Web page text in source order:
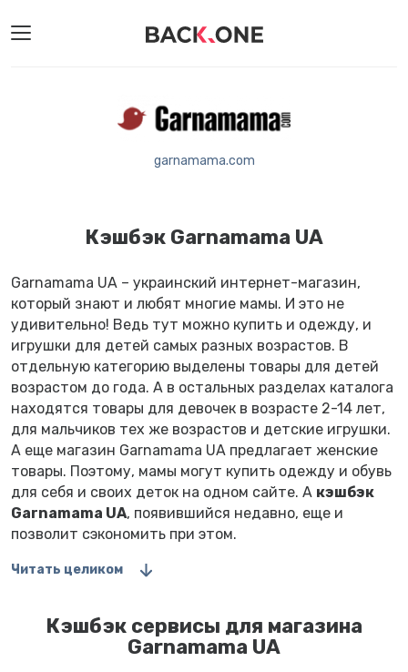
garnamama.com
Кэшбэк Garnamama UA
Garnamama UA – украинский интернет-магазин,
который знают и любят многие мамы. И это не
удивительно! Ведь тут можно купить и одежду, и
игрушки для детей самых разных возрастов. В
отдельную категорию выделены товары для детей
возрастом до года. А в остальных разделах каталога
находятся товары для девочек в возрасте 2-14 лет,
для мальчиков тех же возрастов и детские игрушки.
А еще магазин Garnamama UA предлагает женские
товары. Поэтому, мамы могут купить одежду и обувь
для себя и своих деток на одном сайте. А кэшбэк
Garnamama UA, появившийся недавно, еще и
позволит сэкономить при этом.
Читать целиком
Кэшбэк сервисы для магазина
Garnamama UA